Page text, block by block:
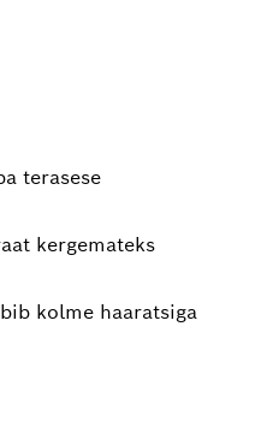
terasese
kergemateks
kolme haaratsiga